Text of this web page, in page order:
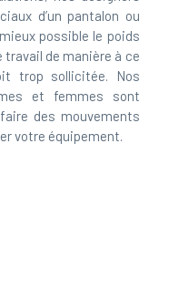
possible le poids
de manière à ce
trop sollicitée. Nos
et femmes sont
des mouvements
votre équipement.